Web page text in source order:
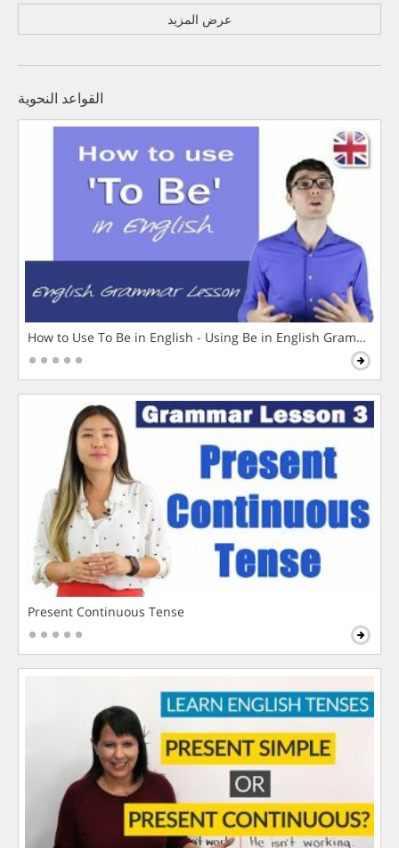
عرض المزيد
القواعد النحوية
How to Use To Be in English - Using Be in English Grammar
Present Continuous Tense